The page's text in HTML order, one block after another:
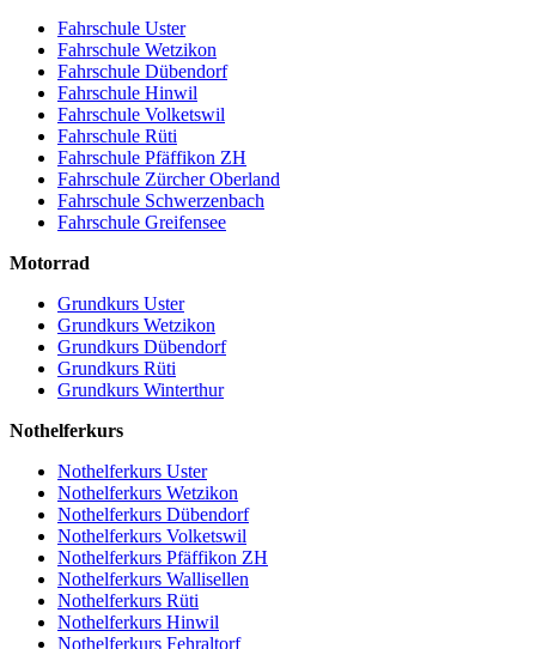
Fahrschule Uster
Fahrschule Wetzikon
Fahrschule Dübendorf
Fahrschule Hinwil
Fahrschule Volketswil
Fahrschule Rüti
Fahrschule Pfäffikon ZH
Fahrschule Zürcher Oberland
Fahrschule Schwerzenbach
Fahrschule Greifensee
Motorrad
Grundkurs Uster
Grundkurs Wetzikon
Grundkurs Dübendorf
Grundkurs Rüti
Grundkurs Winterthur
Nothelferkurs
Nothelferkurs Uster
Nothelferkurs Wetzikon
Nothelferkurs Dübendorf
Nothelferkurs Volketswil
Nothelferkurs Pfäffikon ZH
Nothelferkurs Wallisellen
Nothelferkurs Rüti
Nothelferkurs Hinwil
Nothelferkurs Fehraltorf